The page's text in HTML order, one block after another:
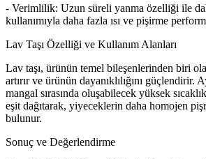
- Verimlilik: Uzun süreli yanma özelliği ile
kullanımıyla daha fazla ısı ve pişirme
Lav Taşı Özelliği ve Kullanım Alanları
Lav taşı, ürünün temel bileşenlerinden biri
artırır ve ürünün dayanıklılığını güçlendirir.
mangal sırasında oluşabilecek yüksek
eşit dağıtarak, yiyeceklerin daha homojen
bulunur.
Sonuç ve Değerlendirme